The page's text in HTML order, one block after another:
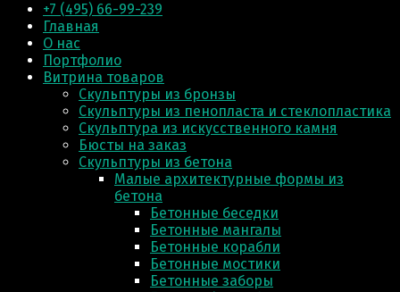
+7 (495) 66-99-239
Главная
О нас
Портфолио
Витрина товаров
Скульптуры из бронзы
Скульптуры из пенопласта и стеклопластика
Скульптура из искусственного камня
Бюсты на заказ
Скульптуры из бетона
Малые архитектурные формы из
бетона
Бетонные беседки
Бетонные мангалы
Бетонные корабли
Бетонные мостики
Бетонные заборы